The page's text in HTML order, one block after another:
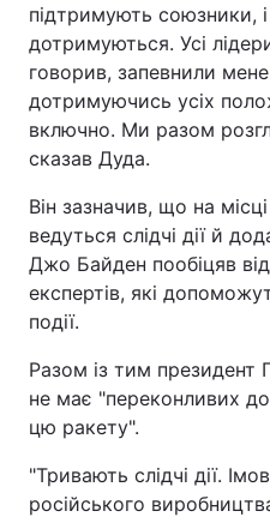
Тема оформлення
підтримують союзники, і
дотримуються. Усі
говорив, запевнили
дотримуючись усіх
включно. Ми разом
сказав Дуда.
Він зазначив, що на
ведуться слідчі дії й
Джо Байден пообіцяв
експертів, які
події.
Разом із тим президент
не має "переконливих
цю ракету".
"Тривають слідчі дії.
російського